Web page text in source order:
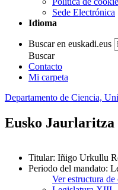
Sede Electrónica
Idioma
Buscar en euskadi.eus
Buscar
Contacto
Mi carpeta
Departamento de Ciencia,
Eusko Jaurlaritza
Titular: Iñigo Urkullu
Periodo del mandato:
Ver estructura de